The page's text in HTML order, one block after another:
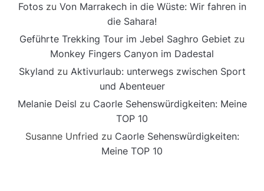
Fotoszu Von Marrakech in die Wüste: Wir fahren in
die Sahara!
Geführte Trekking Tour im Jebel Saghro Gebiet zu
Monkey Fingers Canyon im Dadestal
Skyland zu Aktivurlaub: unterwegs zwischen Sport
und Abenteuer
Melanie Deisl zu Caorle Sehenswürdigkeiten: Meine
TOP 10
Susanne Unfried zu Caorle Sehenswürdigkeiten:
Meine TOP 10